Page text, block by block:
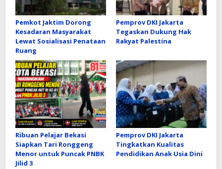
Pemkot Jaktim Dorong
Kesadaran Masyarakat
Lewat Sosialisasi Penataan
Ruang
Pemprov DKI Jakarta
Tegaskan Dukung Hak
Rakyat Palestina
Ribuan Pelajar Bekasi
Siapkan Tari Ronggeng
Menor untuk Puncak PNBK
Jilid 3
Pemprov DKI Jakarta
Tingkatkan Kualitas
Pendidikan Anak Usia Dini